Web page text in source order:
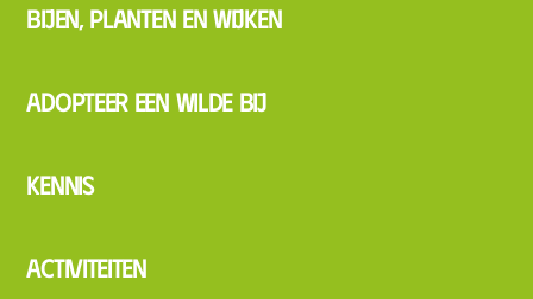
Bijen, planten en wijken
Adopteer een wilde bij
Kennis
Activiteiten